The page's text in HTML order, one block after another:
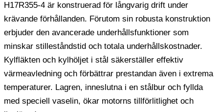
H17R355-4 är konstruerad för långvarig drift under
krävande förhållanden. Förutom sin robusta konstruktion
erbjuder den avancerade underhållsfunktioner som
minskar stilleståndstid och totala underhållskostnader.
Kylfläkten och kylhöljet i stål säkerställer effektiv
värmeavledning och förbättrar prestandan även i extrema
temperaturer. Lagren, inneslutna i en stålbur och fyllda
med speciell vaselin, ökar motorns tillförlitlighet och